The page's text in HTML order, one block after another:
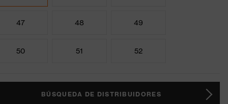
47 48 49
50 51 52
BÚSQUEDA DE DISTRIBUIDORES